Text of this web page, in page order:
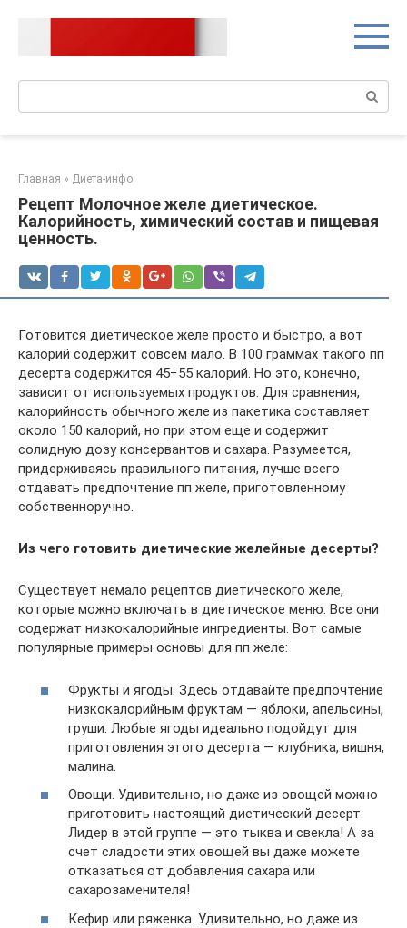
Главная » Диета-инфо
Рецепт Молочное желе диетическое.
Калорийность, химический состав и пищевая
ценность.
Готовится диетическое желе просто и быстро, а вот
калорий содержит совсем мало. В 100 граммах такого пп
десерта содержится 45−55 калорий. Но это, конечно,
зависит от используемых продуктов. Для сравнения,
калорийность обычного желе из пакетика составляет
около 150 калорий, но при этом еще и содержит
солидную дозу консервантов и сахара. Разумеется,
придерживаясь правильного питания, лучше всего
отдавать предпочтение пп желе, приготовленному
собственноручно.
Из чего готовить диетические желейные десерты?
Существует немало рецептов диетического желе,
которые можно включать в диетическое меню. Все они
содержат низкокалорийные ингредиенты. Вот самые
популярные примеры основы для пп желе:
Фрукты и ягоды. Здесь отдавайте предпочтение
низкокалорийным фруктам — яблоки, апельсины,
груши. Любые ягоды идеально подойдут для
приготовления этого десерта — клубника, вишня,
малина.
Овощи. Удивительно, но даже из овощей можно
приготовить настоящий диетический десерт.
Лидер в этой группе — это тыква и свекла! А за
счет сладости этих овощей вы даже можете
отказаться от добавления сахара или
сахарозаменителя!
Кефир или ряженка. Удивительно, но даже из